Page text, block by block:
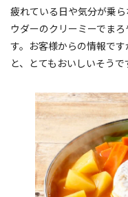
疲れている日や気分が乗
ウダーのクリーミーでま
す。お客様からの情報で
と、とてもおいしいそうで